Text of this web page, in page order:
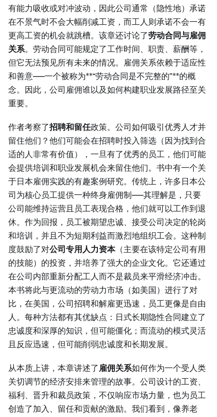
有能力吸收或对冲波动，因此公司通常（隐性地）承诺
在不景气时不会大幅削减工资，而工人则承诺不会一有
更高工资的机会就跳槽。该章还讨论了劳动合同与雇佣
关系。劳动合同可能规定了工作时间、职责、薪酬等，
但它无法预见所有未来的情况。雇佣关系依赖于适应性
和善意——一个被称为**“劳动合同是不完整的”**的概
念。因此，公司雇佣谁以及如何构建职业发展路径至关
重要。
作者考察了招聘和留任政策。公司如何吸引优秀人才并
留住他们？他们可能会在招聘时投入筛选（因为找到合
适的人非常有价值），一旦有了优秀的员工，他们可能
会提供培训和职业发展机会来留住他们。书中有一个关
于日本雇佣实践的有趣案例研究。传统上，许多日本公
司为核心员工提供一种终身雇佣制——其理解是，只要
公司能维持运营且员工表现合格，他们就可以工作到退
休。作为回报，员工被期望忠诚、接受公司决定的轮岗
和培训，并且不为短期利益而激烈地组织工会。这种制
度鼓励了对公司专用人力资本（主要在该特定公司有用
的技能）的投资，并培养了强大的企业文化。它还通过
在公司内部重新分配工人而不是裁员来平滑经济冲击。
本书将此与更流动的劳动力市场（如美国）进行了对
比，在美国，公司招聘和解雇更迅速，员工更像是自由
人。每种方法都有其优缺点：日式长期隐性合同建立了
忠诚度和深厚的知识，但可能僵化；而流动的模式灵活
且反应迅速，但可能削弱忠诚度和长期发展。
从本质上讲，本章讲述了雇佣关系如何作为一个受人类
关切调节的经济安排来管理的故事。公司设计的工资、
福利、晋升和裁员政策，不仅响应市场力量，也为员工
创造了加入、留任和贡献的激励。我们看到，像养老